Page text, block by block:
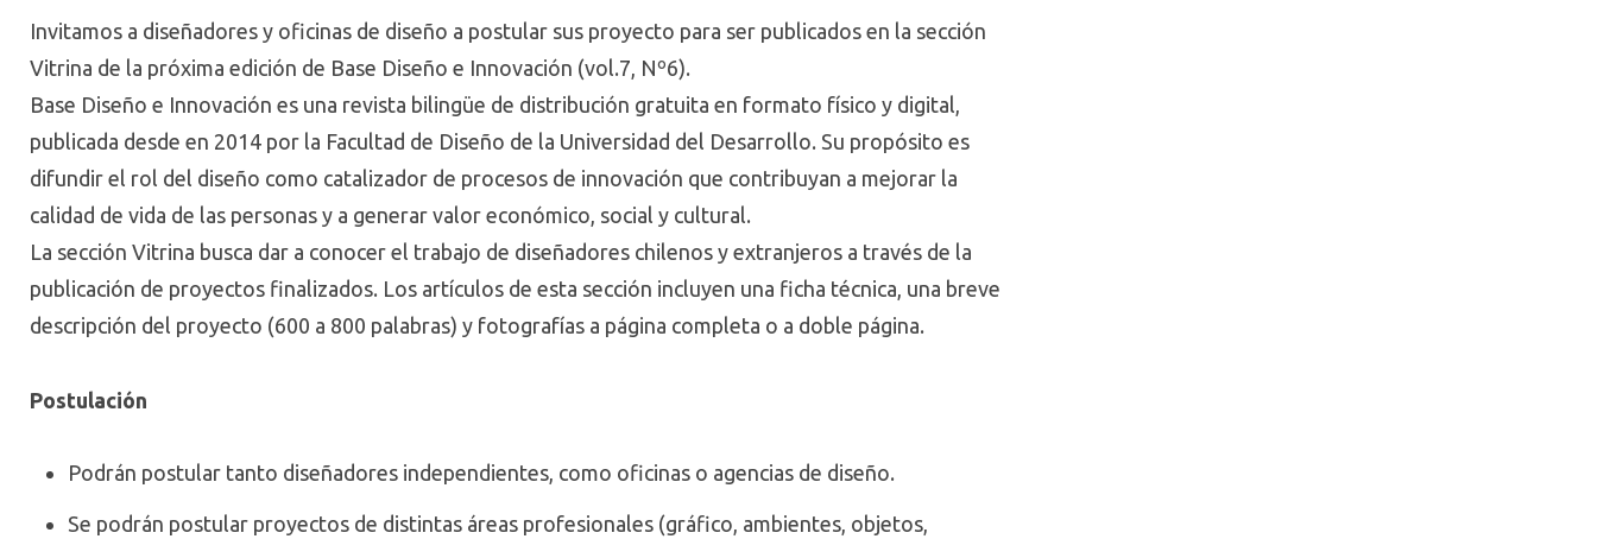
Invitamos a diseñadores y oficinas de diseño a postular sus proyecto para ser publicados en la sección
Vitrina de la próxima edición de Base Diseño e Innovación (vol.7, Nº6).
Base Diseño e Innovación es una revista bilingüe de distribución gratuita en formato físico y digital,
publicada desde en 2014 por la Facultad de Diseño de la Universidad del Desarrollo. Su propósito es
difundir el rol del diseño como catalizador de procesos de innovación que contribuyan a mejorar la
calidad de vida de las personas y a generar valor económico, social y cultural.
La sección Vitrina busca dar a conocer el trabajo de diseñadores chilenos y extranjeros a través de la
publicación de proyectos finalizados. Los artículos de esta sección incluyen una ficha técnica, una breve
descripción del proyecto (600 a 800 palabras) y fotografías a página completa o a doble página.
Postulación
Podrán postular tanto diseñadores independientes, como oficinas o agencias de diseño.
Se podrán postular proyectos de distintas áreas profesionales (gráfico, ambientes, objetos,